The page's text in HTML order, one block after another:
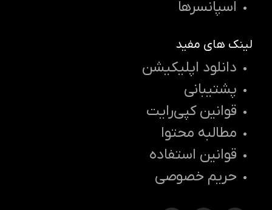
اسپانسرها
لینک های مفید
دانلود اپلیکیشن
پشتیبانی
قوانین کپی‌رایت
مطالبه محتوا
قوانین استفاده
حریم خصوصی